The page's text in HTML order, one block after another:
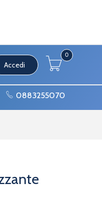
Accedi
0
0883255070